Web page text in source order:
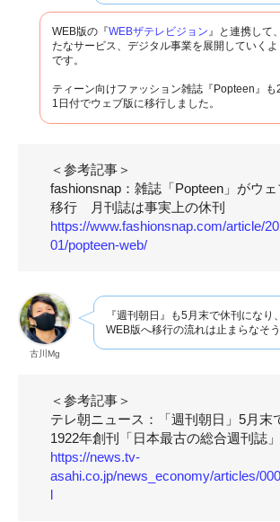
WEB版の『WEBザテレビジョン』と連携して
たなサービス、デジタル事業を展開していくよ
です。
ティーン向けファッション雑誌『Popteen』も
1日付でウェブ版に移行しました。
＜参考記事＞
fashionsnap：雑誌「Popteen」がウ
移行 月刊誌は事実上の休刊
https://www.fashionsnap.com/article/
01/popteen-web/
古川Mg
『週刊朝日』も5月末で休刊になり
WEB版へ移行の流れは止まらなそう
＜参考記事＞
テレ朝ニュース：「週刊朝日」5月
1922年創刊「日本最古の総合週刊誌」
https://news.tv-
asahi.co.jp/news_economy/articles/
l